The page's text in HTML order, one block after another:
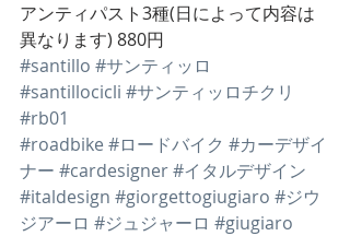
アンティパスト3種(日によって内容は
異なります) 880円
#santillo #サンティッロ
#santillocicli #サンティッロチクリ
#rb01
#roadbike #ロードバイク #カーデザイ
ナー #cardesigner#イタルデザイン
#italdesign #giorgettogiugiaro #ジウ
ジアーロ #ジュジャーロ #giugiaro